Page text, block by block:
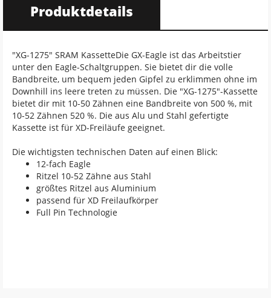
Produktdetails
"XG-1275" SRAM KassetteDie GX-Eagle ist das Arbeitstier
unter den Eagle-Schaltgruppen. Sie bietet dir die volle
Bandbreite, um bequem jeden Gipfel zu erklimmen ohne im
Downhill ins leere treten zu müssen. Die "XG-1275"-Kassette
bietet dir mit 10-50 Zähnen eine Bandbreite von 500 %, mit
10-52 Zähnen 520 %. Die aus Alu und Stahl gefertigte
Kassette ist für XD-Freiläufe geeignet.
Die wichtigsten technischen Daten auf einen Blick:
12-fach Eagle
Ritzel 10-52 Zähne aus Stahl
größtes Ritzel aus Aluminium
passend für XD Freilaufkörper
Full Pin Technologie